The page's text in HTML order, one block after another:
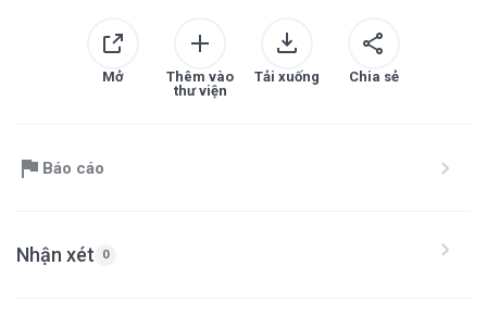
Mở
Thêm vào
thư viện
Tải xuống Chia sẻ
Báo cáo
Nhận xét 0